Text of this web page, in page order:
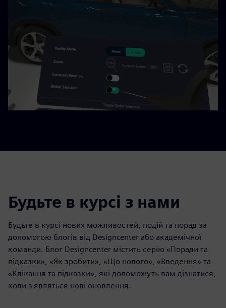
Будьте в курсі з нами
Будьте в курсі нових можливостей, подій та порад за
допомогою блогів від Designcenter або академічної
команди. Блог Designcenter містить серію «Поради та
підказки», «Як зробити», «Що нового», «Введення» та
«Клікання та підказки», які допоможуть вам дізнатися,
коли з'являться нові оновлення.